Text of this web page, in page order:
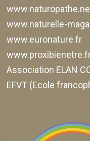
www.naturelle-
www.euronature.fr
Association ELAN
EFVT (Ecole